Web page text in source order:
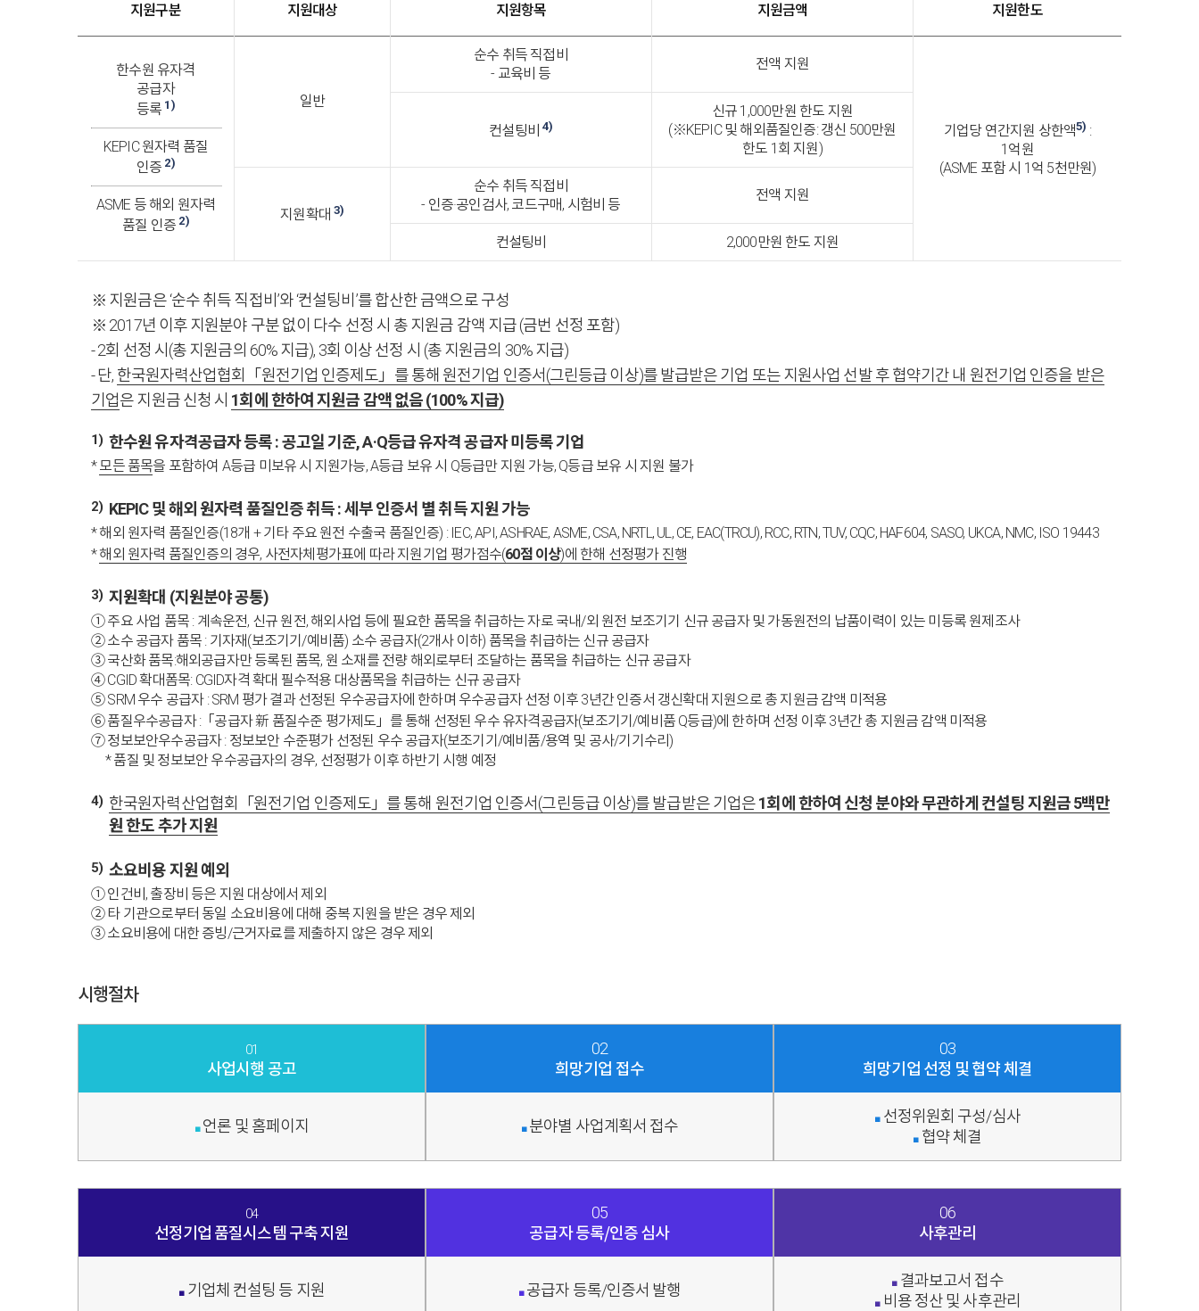
지원구분 지원대상 지원항목 지원금액 지원한도
한수원 유자격
공급자
등록 1)
KEPIC 원자력 품질
인증 2)
ASME 등 해외 원자력
품질 인증 2)
일반
순수 취득 직접비
- 교육비 등
전액 지원
기업당 연간지원 상한액5) :
1억원
(ASME 포함 시 1억 5천만원)
컨설팅비4)
신규 1,000만원 한도 지원
(※KEPIC 및 해외품질인증: 갱신 500만원
한도 1회 지원)
지원확대3)
순수 취득 직접비
- 인증·공인검사, 코드구매, 시험비 등
전액 지원
컨설팅비 2,000만원 한도 지원
※ 지원금은 ‘순수 취득 직접비’와 ‘컨설팅비’를 합산한 금액으로 구성
※ 2017년 이후 지원분야 구분 없이 다수 선정 시 총 지원금 감액 지급 (금번 선정 포함)
- 2회 선정 시(총 지원금의 60% 지급), 3회 이상 선정 시 (총 지원금의 30% 지급)
- 단, 한국원자력산업협회「원전기업 인증제도」를 통해 원전기업 인증서(그린등급 이상)를 발급받은 기업 또는 지원사업 선발 후 협약기간 내 원전기업 인증을 받은
기업은 지원금 신청 시 1회에 한하여 지원금 감액 없음 (100% 지급)
1) 한수원 유자격공급자 등록 : 공고일 기준, A·Q등급 유자격 공급자 미등록 기업
*모든 품목을 포함하여 A등급 미보유 시 지원가능, A등급 보유 시 Q등급만 지원 가능, Q등급 보유 시 지원 불가
2) KEPIC 및 해외 원자력 품질인증 취득 : 세부 인증서 별 취득 지원 가능
* 해외 원자력 품질인증(18개 + 기타 주요 원전 수출국 품질인증) : IEC, API, ASHRAE, ASME, CSA, NRTL, UL, CE, EAC(TRCU), RCC, RTN, TUV, CQC, HAF604, SASO, UKCA, NMC, ISO 19443
*해외 원자력 품질인증의 경우, 사전자체평가표에 따라 지원기업 평가점수(60점 이상)에 한해 선정평가 진행
3) 지원확대 (지원분야 공통)
① 주요 사업 품목 : 계속운전, 신규 원전, 해외사업 등에 필요한 품목을 취급하는 자로 국내/외 원전 보조기기 신규 공급자 및 가동원전의 납품이력이 있는 미등록 원제조사
② 소수 공급자 품목 : 기자재(보조기기/예비품) 소수 공급자(2개사 이하) 품목을 취급하는 신규 공급자
③ 국산화 품목:해외공급자만 등록된 품목, 원 소재를 전량 해외로부터 조달하는 품목을 취급하는 신규 공급자
④ CGID 확대폼목: CGID자격 확대 필수적용 대상품목을 취급하는 신규 공급자
⑤ SRM 우수 공급자 : SRM 평가 결과 선정된 우수공급자에 한하며 우수공급자 선정 이후 3년간 인증서 갱신확대 지원으로 총 지원금 감액 미적용
⑥ 품질우수공급자 :「공급자 新 품질수준 평가제도」를 통해 선정된 우수 유자격공급자(보조기기/예비품 Q등급)에 한하며 선정 이후 3년간 총 지원금 감액 미적용
⑦ 정보보안우수공급자 : 정보보안 수준평가 선정된 우수 공급자(보조기기/예비품/용역 및 공사/기기수리)
* 품질 및 정보보안 우수공급자의 경우, 선정평가 이후 하반기 시행 예정
4) 한국원자력산업협회「원전기업 인증제도」를 통해 원전기업 인증서(그린등급 이상)를 발급받은 기업은1회에 한하여 신청 분야와 무관하게 컨설팅 지원금 5백만
원 한도 추가 지원
5) 소요비용 지원 예외
① 인건비, 출장비 등은 지원 대상에서 제외
② 타 기관으로부터 동일 소요비용에 대해 중복 지원을 받은 경우 제외
③ 소요비용에 대한 증빙/근거자료를 제출하지 않은 경우 제외
시행절차
01
사업시행 공고
■언론 및 홈페이지
02
희망기업 접수
■분야별 사업계획서 접수
03
희망기업 선정 및 협약 체결
■선정위원회 구성/심사
■협약 체결
04
선정기업 품질시스템 구축 지원
■기업체 컨설팅 등 지원
05
공급자 등록/인증 심사
■공급자 등록/인증서 발행
06
사후관리
■결과보고서 접수
■비용 정산 및 사후관리